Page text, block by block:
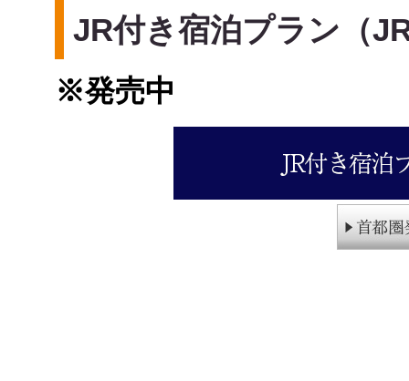
JR付き宿泊プラン（
※発売中